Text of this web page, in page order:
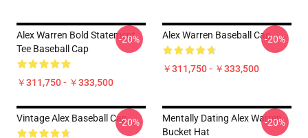
Alex Warren Bold Statement
Tee Baseball Cap
￥311,750 - ￥333,500
-20% Alex Warren Baseball Cap
￥311,750 - ￥333,500
-20%
Vintage Alex Baseball Cap-20%
Mentally Dating Alex Warren
Bucket Hat
-20%